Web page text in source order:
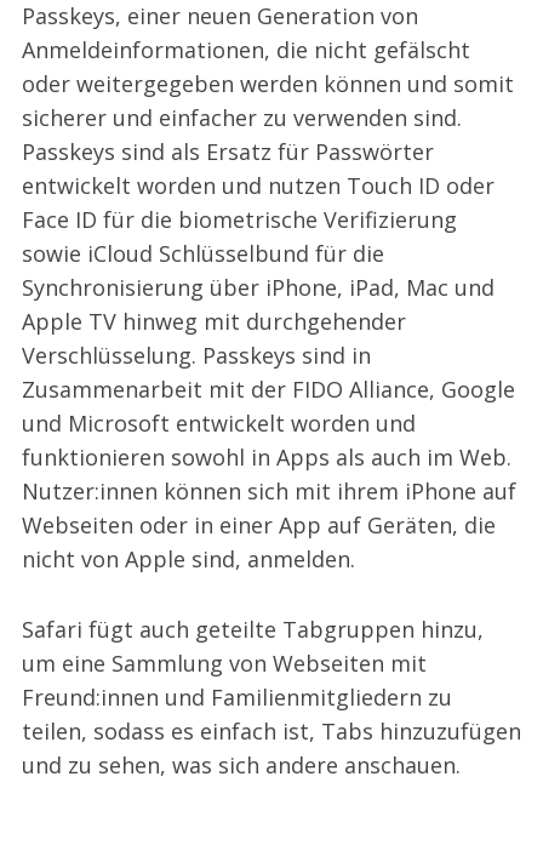
Passkeys, einer neuen Generation von
Anmeldeinformationen, die nicht gefälscht
oder weitergegeben werden können und somit
sicherer und einfacher zu verwenden sind.
Passkeys sind als Ersatz für Passwörter
entwickelt worden und nutzen Touch ID oder
Face ID für die biometrische Verifizierung
sowie iCloud Schlüsselbund für die
Synchronisierung über iPhone, iPad, Mac und
Apple TV hinweg mit durchgehender
Verschlüsselung. Passkeys sind in
Zusammenarbeit mit der FIDO Alliance, Google
und Microsoft entwickelt worden und
funktionieren sowohl in Apps als auch im Web.
Nutzer:innen können sich mit ihrem iPhone auf
Webseiten oder in einer App auf Geräten, die
nicht von Apple sind, anmelden.
Safari fügt auch geteilte Tabgruppen hinzu,
um eine Sammlung von Webseiten mit
Freund:innen und Familienmitgliedern zu
teilen, sodass es einfach ist, Tabs hinzuzufügen
und zu sehen, was sich andere anschauen.